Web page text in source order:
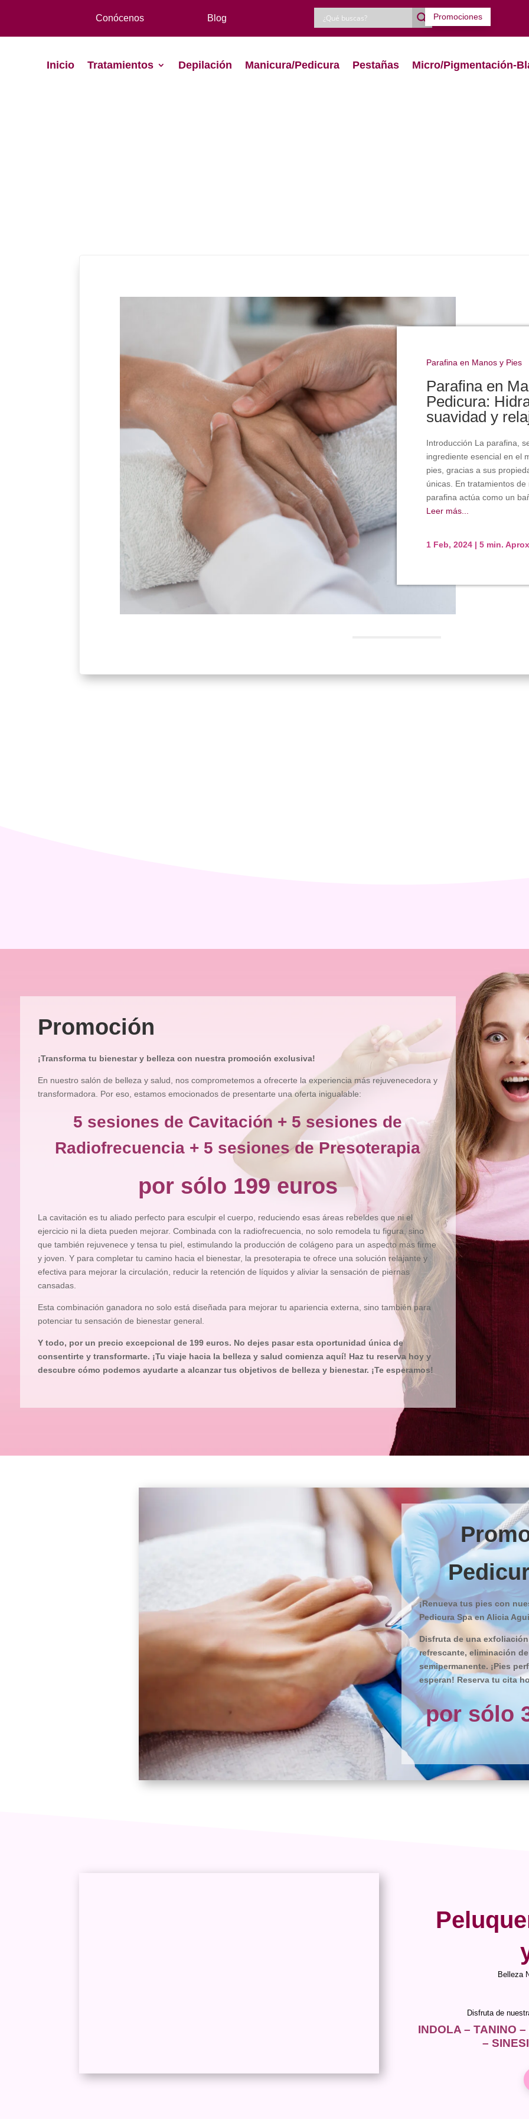
Conócenos Blog Promociones
Inicio Tratamientos Depilación Manicura/Pedicura Pestañas Micro/Pigmentación-
Parafina en Manos y Pies
Parafina en
Pedicura:
suavidad y
Introducción La parafina,
ingrediente esencial en el
pies, gracias a sus
únicas. En tratamientos
parafina actúa como un
Leer más...
1 Feb, 2024 | 5 min.
Promoción
¡Transforma tu bienestar y belleza con nuestra promoción exclusiva!
En nuestro salón de belleza y salud, nos comprometemos a ofrecerte la experiencia más rejuvenecedora y
transformadora. Por eso, estamos emocionados de presentarte una oferta inigualable:
5 sesiones de Cavitación + 5 sesiones de
Radiofrecuencia + 5 sesiones de Presoterapia
por sólo 199 euros
La cavitación es tu aliado perfecto para esculpir el cuerpo, reduciendo esas áreas rebeldes que ni el
ejercicio ni la dieta pueden mejorar. Combinada con la radiofrecuencia, no solo remodela tu figura, sino
que también rejuvenece y tensa tu piel, estimulando la producción de colágeno para un aspecto más firme
y joven. Y para completar tu camino hacia el bienestar, la presoterapia te ofrece una solución relajante y
efectiva para mejorar la circulación, reducir la retención de líquidos y aliviar la sensación de piernas
cansadas.
Esta combinación ganadora no solo está diseñada para mejorar tu apariencia externa, sino también para
potenciar tu sensación de bienestar general.
Y todo, por un precio excepcional de 199 euros. No dejes pasar esta oportunidad única de
consentirte y transformarte. ¡Tu viaje hacia la belleza y salud comienza aquí! Haz tu reserva hoy y
descubre cómo podemos ayudarte a alcanzar tus objetivos de belleza y bienestar. ¡Te esperamos!
¡Renueva tus pies con
Pedicura Spa en Alicia
Disfruta de una
refrescante, eliminación
semipermanente. ¡Pies
esperan! Reserva tu cita
por sólo
Belleza
Disfruta de
INDOLA – TANINO
–